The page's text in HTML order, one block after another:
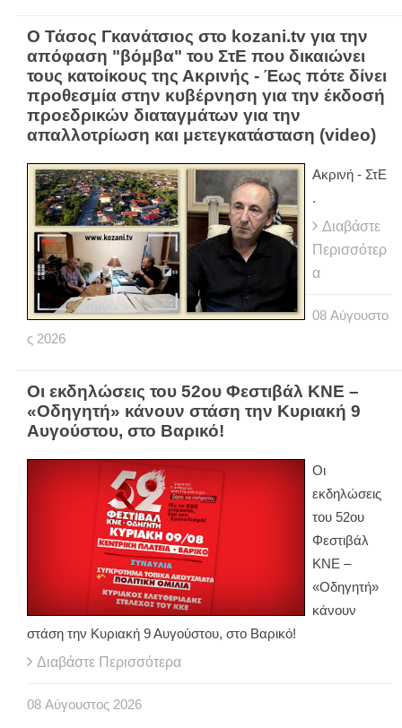
Ο Τάσος Γκανάτσιος στο kozani.tv για την
απόφαση "βόμβα" του ΣτΕ που δικαιώνει
τους κατοίκους της Ακρινής - Έως πότε δίνει
προθεσμία στην κυβέρνηση για την έκδοσή
προεδρικών διαταγμάτων για την
απαλλοτρίωση και μετεγκατάσταση (video)
Ακρινή - ΣτΕ
.
Διαβάστε
Περισσότερ
α
08 Αύγουστο
ς 2026
Οι εκδηλώσεις του 52ου Φεστιβάλ ΚΝΕ –
«Οδηγητή» κάνουν στάση την Κυριακή 9
Αυγούστου, στο Βαρικό!
Οι
εκδηλώσεις
του 52ου
Φεστιβάλ
ΚΝΕ –
«Οδηγητή»
κάνουν
στάση την Κυριακή 9 Αυγούστου, στο Βαρικό!
Διαβάστε Περισσότερα
08 Αύγουστος 2026